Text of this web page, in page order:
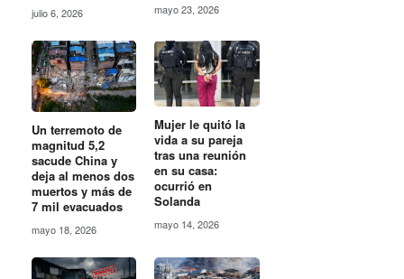
julio 6, 2026 mayo 23, 2026
Un terremoto de
magnitud 5,2
sacude China y
deja al menos dos
muertos y más de
7 mil evacuados
mayo 18, 2026
Mujer le quitó la
vida a su pareja
tras una reunión
en su casa:
ocurrió en
Solanda
mayo 14, 2026